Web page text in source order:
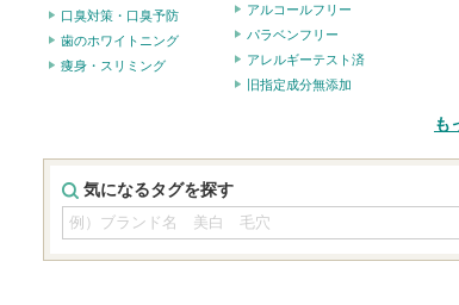
口臭対策・口臭予防
歯のホワイトニング
痩身・スリミング
アルコールフリー
パラベンフリー
アレルギーテスト済
旧指定成分無添加
も
気になるタグを探す